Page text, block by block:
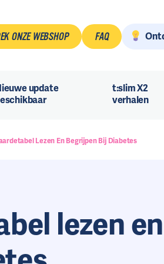
ONZE WEBSHOP FAQ
update
t:slim X2
verhalen
Lezen En Begrijpen Bij Diabetes
lezen en